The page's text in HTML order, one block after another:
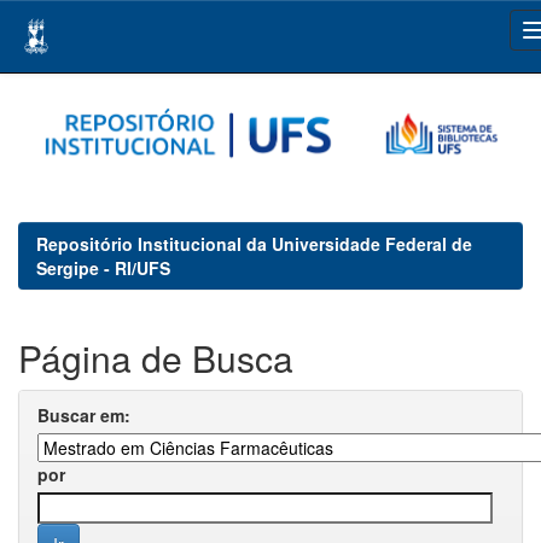
navigation
Repositório Institucional da Universidade Federal de
Sergipe - RI/UFS
Página de Busca
Buscar em:
por